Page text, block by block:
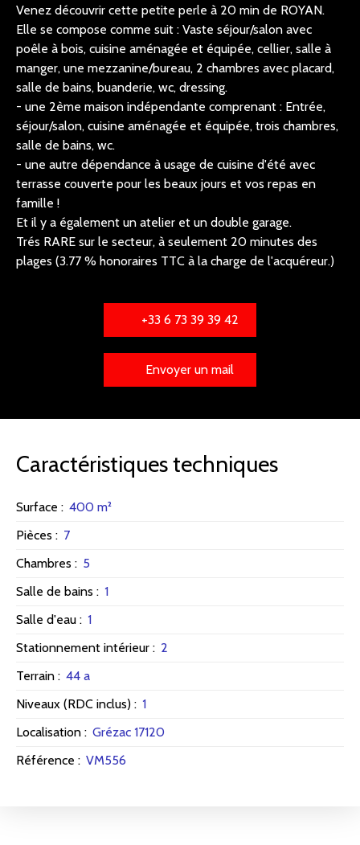
Venez découvrir cette petite perle à 20 min de ROYAN.
Elle se compose comme suit : Vaste séjour/salon avec
poêle à bois, cuisine aménagée et équipée, cellier, salle à
manger, une mezzanine/bureau, 2 chambres avec placard,
salle de bains, buanderie, wc, dressing.
- une 2ème maison indépendante comprenant : Entrée,
séjour/salon, cuisine aménagée et équipée, trois chambres,
salle de bains, wc.
- une autre dépendance à usage de cuisine d'été avec
terrasse couverte pour les beaux jours et vos repas en
famille !
Et il y a également un atelier et un double garage.
Trés RARE sur le secteur, à seulement 20 minutes des
plages (3.77 % honoraires TTC à la charge de l'acquéreur.)
+33 6 73 39 39 42
Envoyer un mail
Caractéristiques techniques
Surface : 400 m²
Pièces : 7
Chambres : 5
Salle de bains : 1
Salle d'eau : 1
Stationnement intérieur : 2
Terrain : 44 a
Niveaux (RDC inclus) : 1
Localisation : Grézac 17120
Référence : VM556